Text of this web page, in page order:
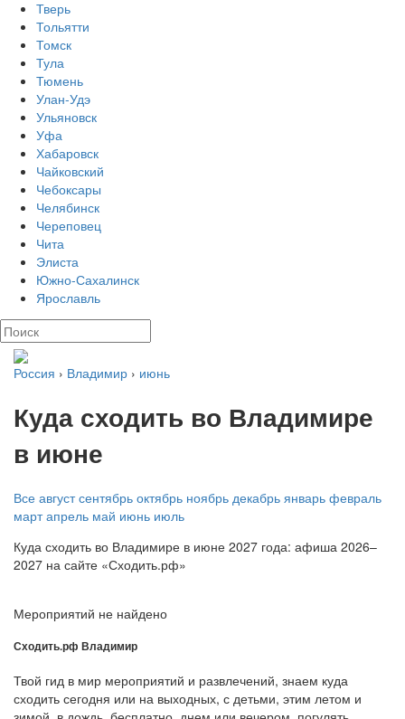
Тверь
Тольятти
Томск
Тула
Тюмень
Улан-Удэ
Ульяновск
Уфа
Хабаровск
Чайковский
Чебоксары
Челябинск
Череповец
Чита
Элиста
Южно-Сахалинск
Ярославль
Россия › Владимир › июнь
Куда сходить во Владимире
в июне
Все август сентябрь октябрь ноябрь декабрь январь февраль
март апрель май июнь июль
Куда сходить во Владимире в июне 2027 года: афиша 2026–
2027 на сайте «Сходить.рф»
Мероприятий не найдено
Сходить.рф Владимир
Твой гид в мир мероприятий и развлечений, знаем куда
сходить сегодня или на выходных, с детьми, этим летом и